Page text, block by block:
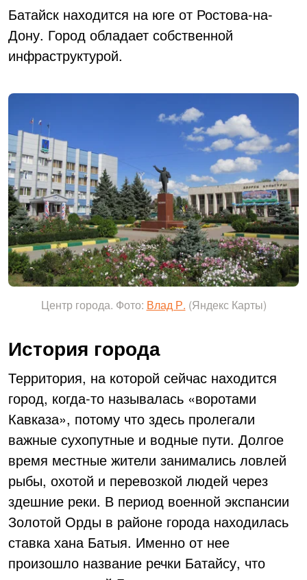
Батайск находится на юге от Ростова-на-
Дону. Город обладает собственной
инфраструктурой.
Центр города. Фото: Влад Р. (Яндекс Карты)
История города
Территория, на которой сейчас находится
город, когда-то называлась «воротами
Кавказа», потому что здесь пролегали
важные сухопутные и водные пути. Долгое
время местные жители занимались ловлей
рыбы, охотой и перевозкой людей через
здешние реки. В период военной экспансии
Золотой Орды в районе города находилась
ставка хана Батыя. Именно от нее
произошло название речки Батайсу, что